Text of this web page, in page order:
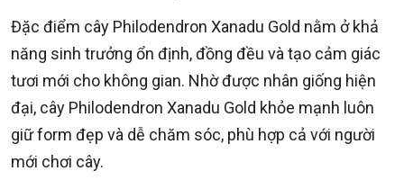
Đặc điểm cây Philodendron Xanadu Gold nằm ở khả
năng sinh trưởng ổn định, đồng đều và tạo cảm giác
tươi mới cho không gian. Nhờ được nhân giống hiện
đại, cây Philodendron Xanadu Gold khỏe mạnh luôn
giữ form đẹp và dễ chăm sóc, phù hợp cả với người
mới chơi cây.